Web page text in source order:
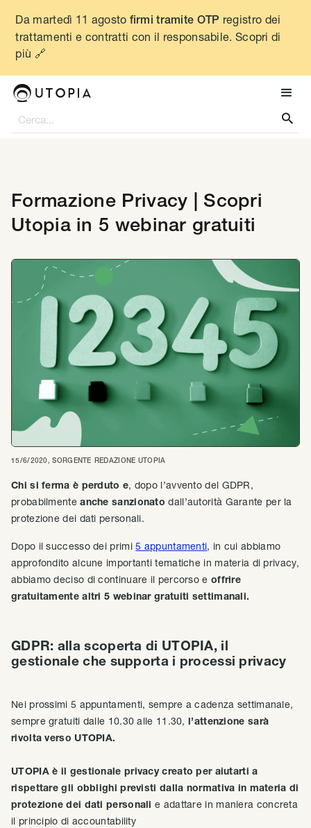
Da martedì 11 agosto firmi tramite OTP registro dei
trattamenti e contratti con il responsabile. Scopri di
più 🔗

Formazione Privacy | Scopri
Utopia in 5 webinar gratuiti
15/6/2020 , SORGENTE REDAZIONE UTOPIA
Chi si ferma è perduto e, dopo l’avvento del GDPR,
probabilmenteanche sanzionato dall’autorità Garante per la
protezione dei dati personali.
Dopo il successo dei primi5 appuntamenti, in cui abbiamo
approfondito alcune importanti tematiche in materia di privacy,
abbiamo deciso di continuare il percorso e offrire
gratuitamente altri 5 webinar gratuiti settimanali.
GDPR: alla scoperta di UTOPIA, il
gestionale che supporta i processi privacy
Nei prossimi 5 appuntamenti, sempre a cadenza settimanale,
sempre gratuiti dalle 10.30 alle 11.30,l’attenzione sarà
rivolta verso UTOPIA.
UTOPIA è il gestionale privacy creato per aiutarti a
rispettare gli obblighi previsti dalla normativa in materia di
protezione dei dati personali e adattare in maniera concreta
il principio di accountability